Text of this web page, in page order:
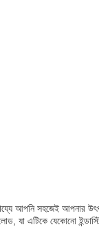
আপনি সহজেই আপনার
লোড, যা এটিকে যেকোনো